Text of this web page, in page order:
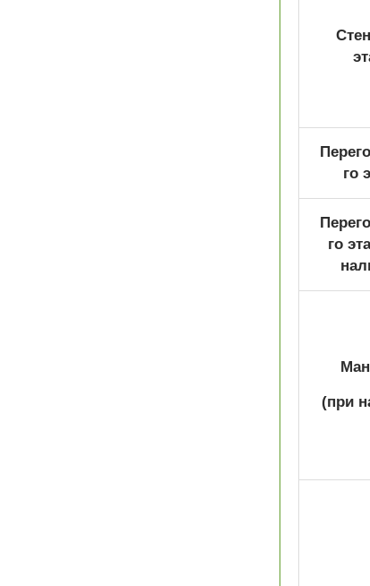
го
го
(при